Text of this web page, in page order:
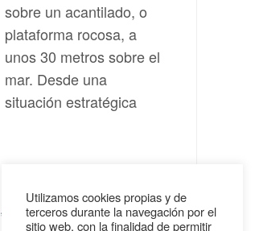
sobre un acantilado, o
plataforma rocosa, a
unos 30 metros sobre el
mar. Desde una
situación estratégica
, torres almenaras,torres
Utilizamos cookies propias y de
terceros durante la navegación por el
sitio web, con la finalidad de permitir